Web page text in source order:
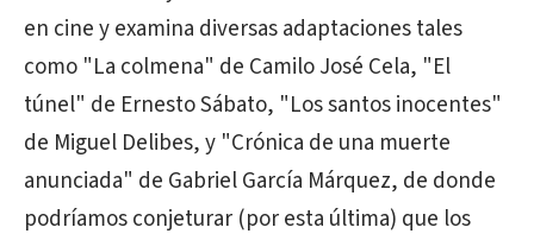
en cine y examina diversas adaptaciones tales
como "La colmena" de Camilo José Cela, "El
túnel" de Ernesto Sábato, "Los santos inocentes"
de Miguel Delibes, y "Crónica de una muerte
anunciada" de Gabriel García Márquez, de donde
podríamos conjeturar (por esta última) que los